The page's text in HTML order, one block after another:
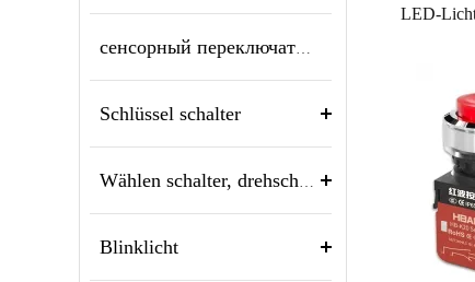
Schlüssel schalter
Blinklicht